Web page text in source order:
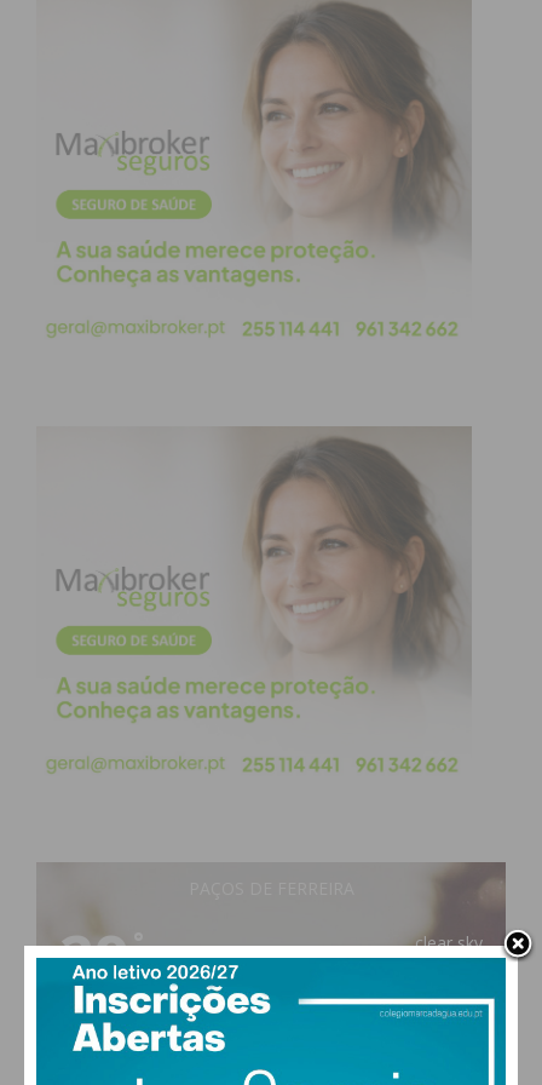
parcerias, tanto com profissionais do setor como
com os milhares de visitantes que anualmente
marcam presença neste evento à procura de
sugestões para as suas viagens e momentos de
lazer.
Este ano, a BTL adota uma nova identidade: Better
Tourism Lisbon. A mudança de nome reflete a
evolução do evento, que ambiciona consolidar-se
como um dos principais pontos de encontro do
Sousa pretende continuar a afirmar-se como um
destino turístico diversificado e sustentável,
destacando-se pelo seu património cultural,
paisagens naturais, vinhos e gastronomia.
Subscreva a newsletter do
Imediato
Assine nossa newsletter por e-mail e
Eu li e concordo com os
condições
29°
clear sky
MAX 29 • MIN 29